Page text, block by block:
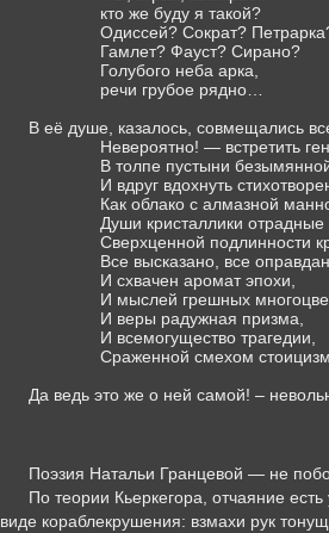
кто же буду я такой?
Одиссей? Сократ?
Гамлет? Фауст? Сирано?
Голубого неба арка,
речи грубое рядно…
В её душе, казалось, совмещались
Невероятно! — встретить
В толпе пустыни
И вдруг вдохнуть
Как облако с алмазной
Души кристаллики
Сверхценной подлинности
Все высказано, все
И схвачен аромат эпохи,
И мыслей грешных
И веры радужная призма,
И всемогущество трагедии,
Сраженной смехом
Да ведь это же о ней самой! –
Поэзия Натальи Гранцевой — не
По теории Кьеркегора, отчаяние
виде кораблекрушения: взмахи рук